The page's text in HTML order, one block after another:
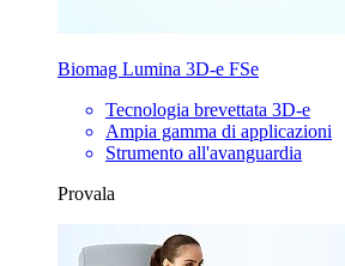
Biomag Lumina 3D-e FSe
Tecnologia brevettata 3D-e
Ampia gamma di applicazioni
Strumento all'avanguardia
Provala